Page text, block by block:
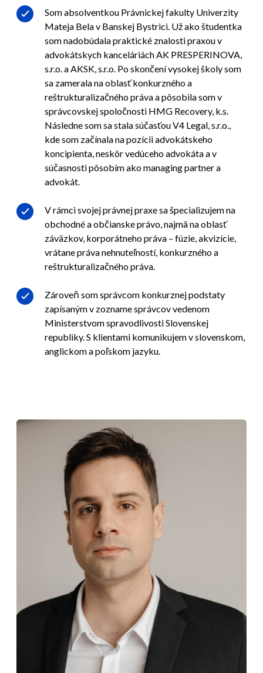
Som absolventkou Právnickej fakulty Univerzity
Mateja Bela v Banskej Bystrici. Už ako študentka
som nadobúdala praktické znalosti praxou v
advokátskych kanceláriách AK PRESPERINOVA,
s.r.o. a AKSK, s.r.o. Po skončení vysokej školy som
sa zamerala na oblasť konkurzného a
reštrukturalizačného práva a pôsobila som v
správcovskej spoločnosti HMG Recovery, k.s.
Následne som sa stala súčasťou V4 Legal, s.r.o.,
kde som začínala na pozícii advokátskeho
koncipienta, neskôr vedúceho advokáta a v
súčasnosti pôsobím ako managing partner a
advokát.
V rámci svojej právnej praxe sa špecializujem na
obchodné a občianske právo, najmä na oblasť
záväzkov, korporátneho práva – fúzie, akvizície,
vrátane práva nehnuteľností, konkurzného a
reštrukturalizačného práva.
Zároveň som správcom konkurznej podstaty
zapísaným v zozname správcov vedenom
Ministerstvom spravodlivosti Slovenskej
republiky. S klientami komunikujem v slovenskom,
anglickom a poľskom jazyku.